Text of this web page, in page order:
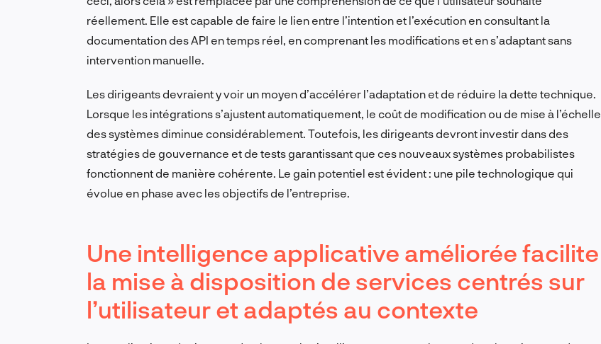
réellement. Elle est capable de faire le lien entre l’intention et l’exécution en consultant la
documentation des API en temps réel, en comprenant les modifications et en s’adaptant sans
intervention manuelle.
Les dirigeants devraient y voir un moyen d’accélérer l’adaptation et de réduire la dette technique.
Lorsque les intégrations s’ajustent automatiquement, le coût de modification ou de mise à l’échelle
des systèmes diminue considérablement. Toutefois, les dirigeants devront investir dans des
stratégies de gouvernance et de tests garantissant que ces nouveaux systèmes probabilistes
fonctionnent de manière cohérente. Le gain potentiel est évident : une pile technologique qui
évolue en phase avec les objectifs de l’entreprise.
Une intelligence applicative améliorée facilite
la mise à disposition de services centrés sur
l’utilisateur et adaptés au contexte